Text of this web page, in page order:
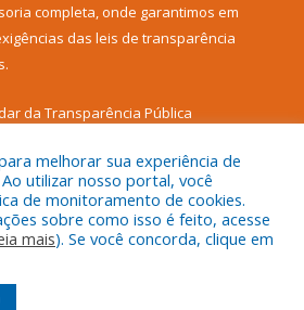
completa, onde garantimos em
das leis de transparência
da Transparência Pública
a Câmara Municipal de Senador
José Porfírio.
Área Administrativa
melhorar sua experiência de
utilizar nosso portal, você
de monitoramento de cookies.
sobre como isso é feito, acesse
mais). Se você concorda, clique em